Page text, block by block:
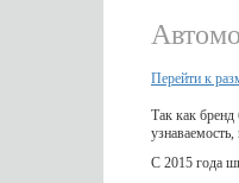
Перейти к
Так как бренд
С 2015 года